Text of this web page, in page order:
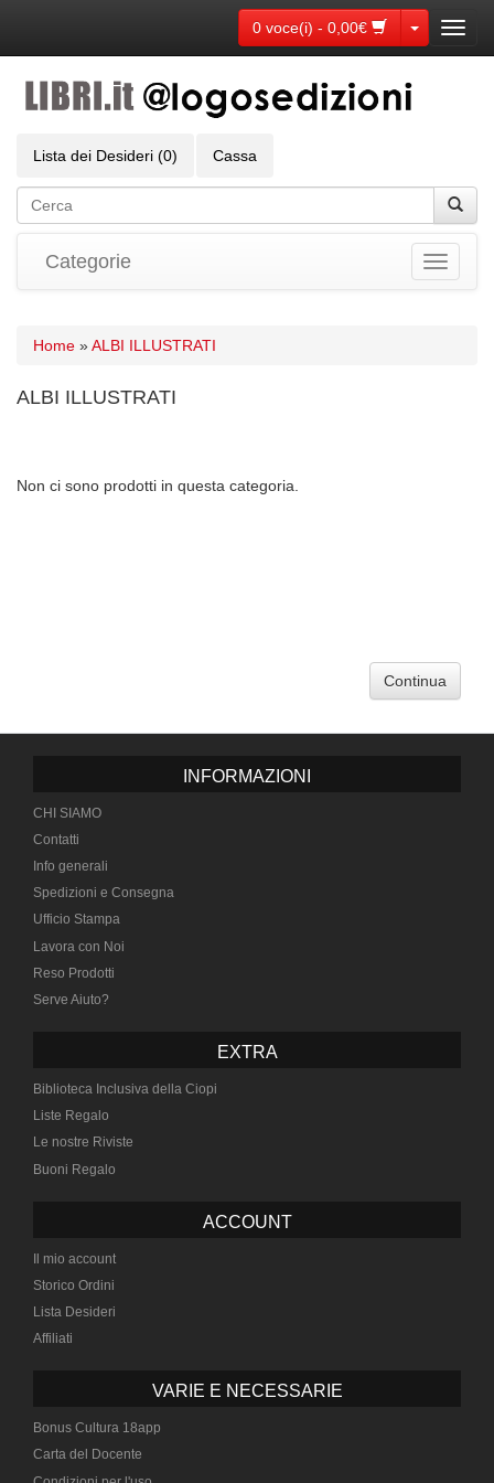
0 voce(i) - 0,00€ Toggle
Lista dei Desideri (0) Cassa
Toggle
Categorie
Home »ALBI ILLUSTRATI
ALBI ILLUSTRATI
Non ci sono prodotti in questa categoria.
Continua
INFORMAZIONI
CHI SIAMO
Contatti
Info generali
Spedizioni e Consegna
Ufficio Stampa
Lavora con Noi
Reso Prodotti
Serve Aiuto?
EXTRA
Biblioteca Inclusiva della Ciopi
Liste Regalo
Le nostre Riviste
Buoni Regalo
ACCOUNT
Il mio account
Storico Ordini
Lista Desideri
Affiliati
VARIE E NECESSARIE
Bonus Cultura 18app
Carta del Docente